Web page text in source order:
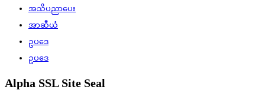
အသိပညာပေး
အာဆီယံ
ဥပဒေ
ဥပဒေ
Alpha SSL Site Seal